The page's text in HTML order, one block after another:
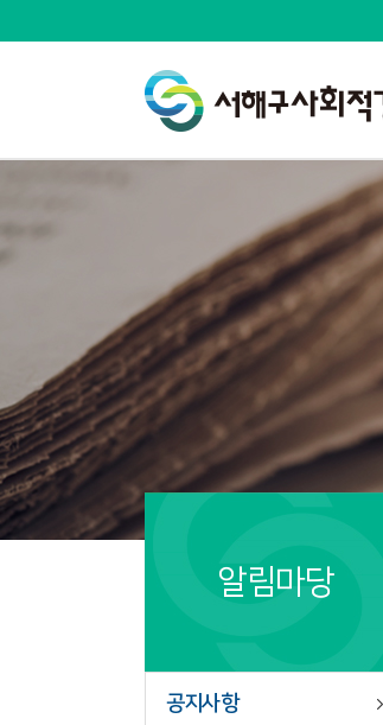
알림마당
공지사항